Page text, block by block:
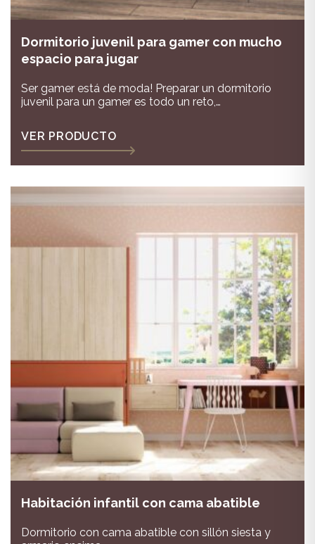
Dormitorio juvenil para gamer con mucho
espacio para jugar
Ser gamer está de moda! Preparar un dormitorio
juvenil para un gamer es todo un reto,
donde poder poner tus pantallas y espacio para el
juego, en este dormitorio tienes todo lo que buscas!
VER PRODUCTO
Habitación infantil con cama abatible
Dormitorio con cama abatible con sillón siesta y